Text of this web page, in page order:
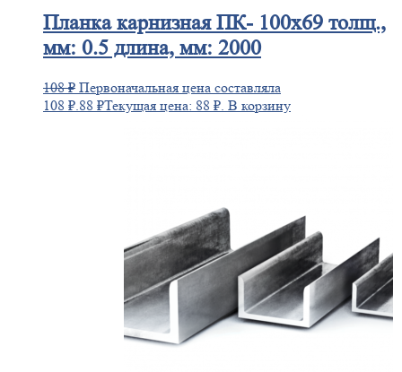
Планкакарнизная ПК- 100х69 толщ.,
мм: 0.5 длина, мм: 2000
108₽ Первоначальная цена составляла
108 ₽.88 ₽Текущая цена: 88 ₽. В корзину